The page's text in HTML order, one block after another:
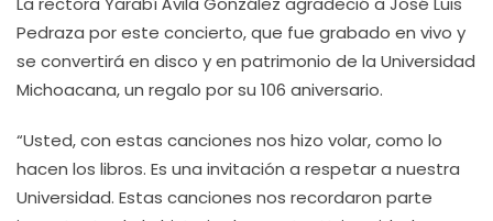
Pedraza por este concierto, que fue grabado en vivo y
se convertirá en disco y en patrimonio de la Universidad
Michoacana, un regalo por su 106 aniversario.
“Usted, con estas canciones nos hizo volar, como lo
hacen los libros. Es una invitación a respetar a nuestra
Universidad. Estas canciones nos recordaron parte